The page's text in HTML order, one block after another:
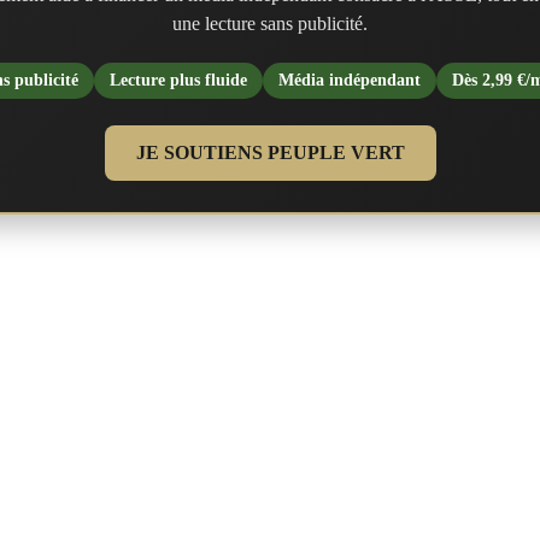
une lecture sans publicité.
publicité Lecture plus fluide Média indépendant Dès 2,99 €/
JE SOUTIENS PEUPLE VERT